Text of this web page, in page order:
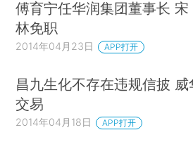
傅育宁任华润集团董事长 宋
林免职
2014年04月23日 APP打开
昌九生化不存在违规信披
交易
2014年04月18日 APP打开